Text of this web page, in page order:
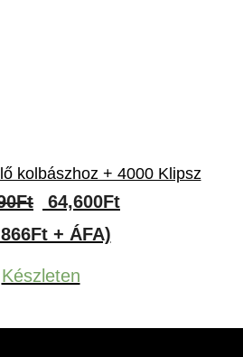
kolbászhoz + 4000 Klipsz
Ft
Original
price
was:
64,600FtCurrent
+ ÁFA)
Készleten